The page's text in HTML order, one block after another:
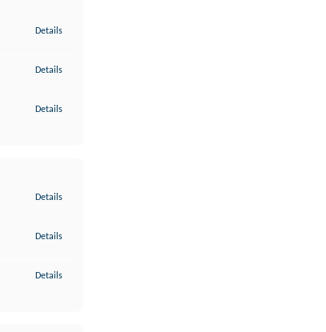
Details
Details
Details
Details
Details
Details